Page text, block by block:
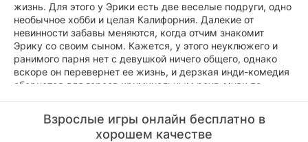
жизнь. Для этого у Эрики есть две веселые подруги, одно
необычное хобби и целая Калифорния. Далекие от
невинности забавы меняются, когда отчим знакомит
Эрику со своим сыном. Кажется, у этого неуклюжего и
ранимого парня нет с девушкой ничего общего, однако
вскоре он перевернет ее жизнь, и дерзкая инди-комедия
обернется для героев криминальным роуд-муви по
Взрослые игры онлайн бесплатно в
хорошем качестве